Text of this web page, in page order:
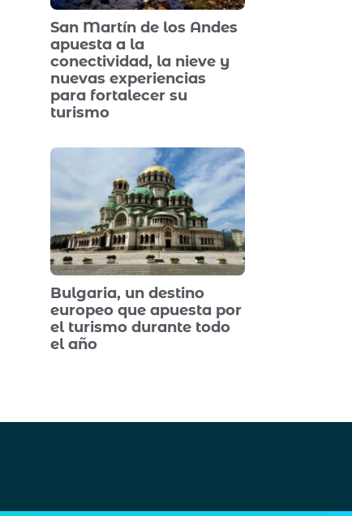
San Martín de los Andes
apuesta a la
conectividad, la nieve y
nuevas experiencias
para fortalecer su
turismo
Bulgaria, un destino
europeo que apuesta por
el turismo durante todo
el año